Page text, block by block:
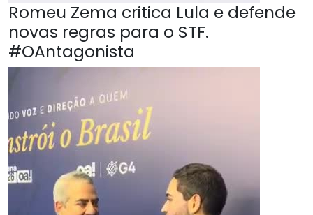
Romeu Zema critica Lula e defende
novas regras para o STF.
#OAntagonista